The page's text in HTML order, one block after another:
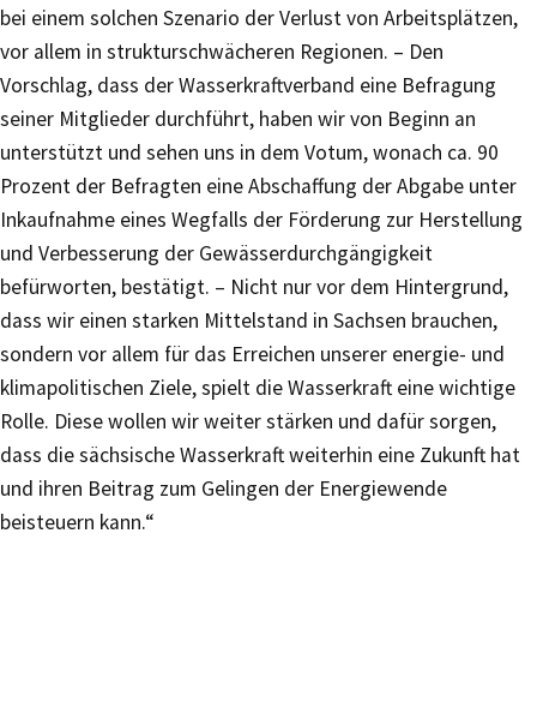
bei einem solchen Szenario der Verlust von Arbeitsplätzen,
vor allem in strukturschwächeren Regionen. – Den
Vorschlag, dass der Wasserkraftverband eine Befragung
seiner Mitglieder durchführt, haben wir von Beginn an
unterstützt und sehen uns in dem Votum, wonach ca. 90
Prozent der Befragten eine Abschaffung der Abgabe unter
Inkaufnahme eines Wegfalls der Förderung zur Herstellung
und Verbesserung der Gewässerdurchgängigkeit
befürworten, bestätigt. – Nicht nur vor dem Hintergrund,
dass wir einen starken Mittelstand in Sachsen brauchen,
sondern vor allem für das Erreichen unserer energie- und
klimapolitischen Ziele, spielt die Wasserkraft eine wichtige
Rolle. Diese wollen wir weiter stärken und dafür sorgen,
dass die sächsische Wasserkraft weiterhin eine Zukunft hat
und ihren Beitrag zum Gelingen der Energiewende
beisteuern kann.“